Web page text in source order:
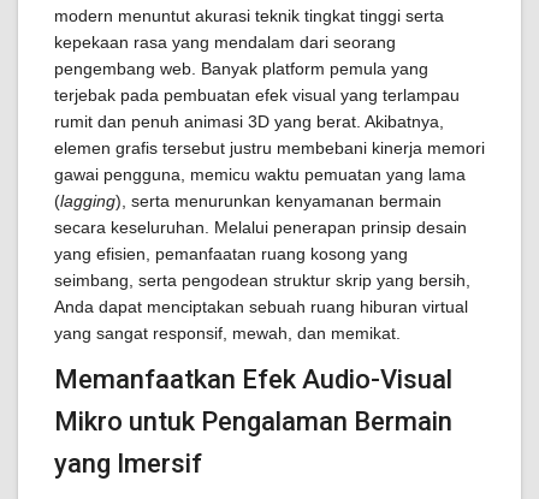
modern menuntut akurasi teknik tingkat tinggi serta
kepekaan rasa yang mendalam dari seorang
pengembang web. Banyak platform pemula yang
terjebak pada pembuatan efek visual yang terlampau
rumit dan penuh animasi 3D yang berat. Akibatnya,
elemen grafis tersebut justru membebani kinerja memori
gawai pengguna, memicu waktu pemuatan yang lama
(lagging), serta menurunkan kenyamanan bermain
secara keseluruhan. Melalui penerapan prinsip desain
yang efisien, pemanfaatan ruang kosong yang
seimbang, serta pengodean struktur skrip yang bersih,
Anda dapat menciptakan sebuah ruang hiburan virtual
yang sangat responsif, mewah, dan memikat.
Memanfaatkan Efek Audio-Visual
Mikro untuk Pengalaman Bermain
yang Imersif